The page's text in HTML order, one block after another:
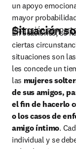
un apoyo
mayor
depresión
Situación
En ocasiones, se
ciertas
situaciones son
les concede un
las mujeres
de sus amigos,
el ﬁn de hacerlo
o los casos de
amigo íntimo.
individual y se